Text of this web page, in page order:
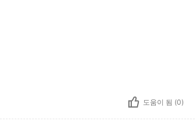
도움이 됨 (0)